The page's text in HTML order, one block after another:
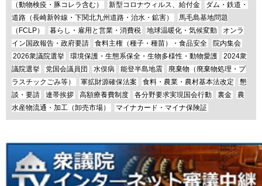
（動物検疫・豚コレラ含む）
新型コロナウィルス、給付金
ダム・鉄道・
道路（長崎新幹線・下関北九州道路・治水・鉱害）
馬毛島基地問題
（FCLP）
暮らし・雇用と営業・消費税 地球温暖化・気候変動
オンラ
イン国政報告・政府要請
食料主権（種子・種苗）・食品安全
院内集会
2026衆議院選挙
環境保護・生態系保全・生物多様性・動物愛護
2024衆
議院選挙
党国会議員団 水俣病 能登半島地震
廃棄物（廃棄物処理・プ
ラスチックごみ等）
軍拡財源確保法案 食料・農業・農村基本法改定
懇
談・要請
連帯挨拶 高額療養費制度 各分野要求実現国会行動 裏金
農
水産物流通・加工（卸売市場）
マイナカード・マイナ保険証